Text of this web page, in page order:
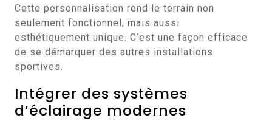
Cette personnalisation rend le terrain non
seulement fonctionnel, mais aussi
esthétiquement unique. C’est une façon efficace
de se démarquer des autres installations
sportives.
Intégrer des systèmes
d’éclairage modernes